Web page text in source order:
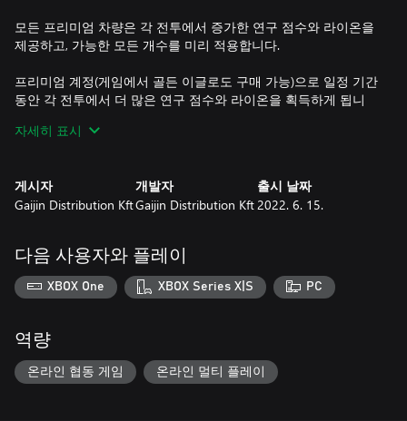
모든 프리미엄 차량은 각 전투에서 증가한 연구 점수와 라이온을
제공하고, 가능한 모든 개수를 미리 적용합니다.
프리미엄 계정(게임에서 골든 이글로도 구매 가능)으로 일정 기간
동안 각 전투에서 더 많은 연구 점수와 라이온을 획득하게 됩니
자세히 표시
게시자
Gaijin Distribution Kft
개발자
Gaijin Distribution Kft
출시 날짜
2022. 6. 15.
다음 사용자와 플레이
XBOX One XBOX Series X|S PC
역량
온라인 협동 게임 온라인 멀티 플레이